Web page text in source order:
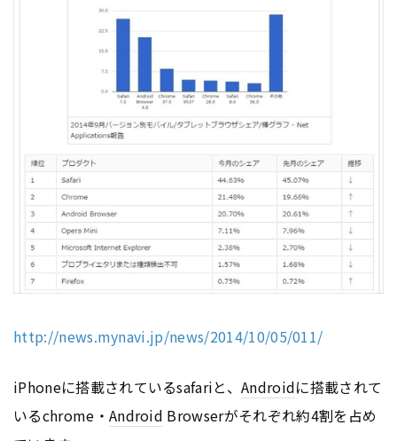
http://news.mynavi.jp/news/2014/10/05/011/
iPhoneに搭載されているsafariと、Androidに搭載されて
いるchrome・ Android Browserがそれぞれ約4割を占め